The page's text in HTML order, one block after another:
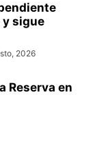
y sigue
2026
Reserva en